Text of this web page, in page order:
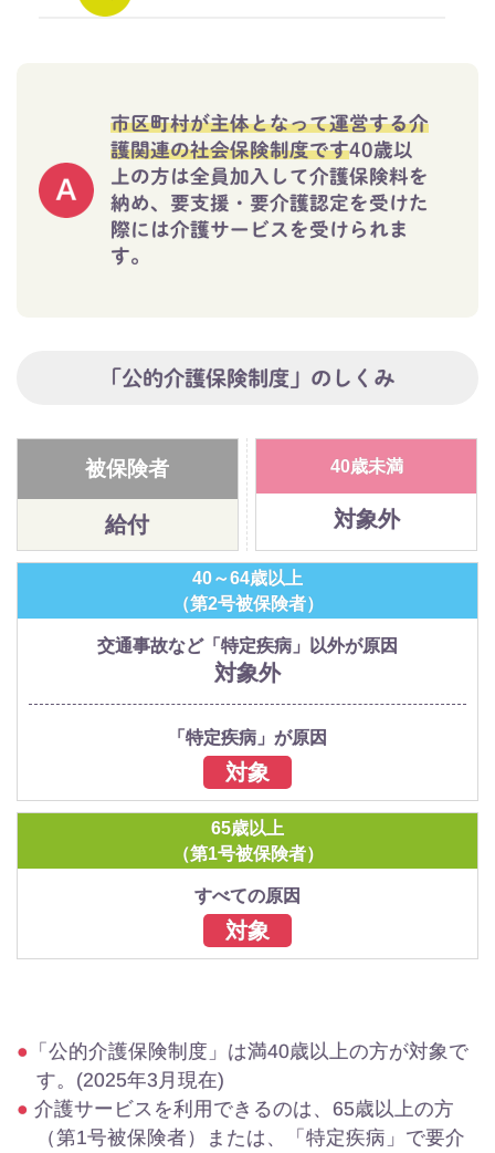
市区町村が主体となって運営する介
護関連の社会保険制度です40歳以
上の方は全員加入して介護保険料を
納め、要支援・要介護認定を受けた
際には介護サービスを受けられま
す。
「公的介護保険制度」のしくみ
被保険者
給付
40歳未満
対象外
40～64歳以上
（第2号被保険者）
交通事故など「特定疾病」以外が原因
対象外
「特定疾病」が原因
対象
65歳以上
（第1号被保険者）
すべての原因
対象
「公的介護保険制度」は満40歳以上の方が対象で
す。(2025年3月現在)
介護サービスを利用できるのは、65歳以上の方
（第1号被保険者）または、「特定疾病」で要介